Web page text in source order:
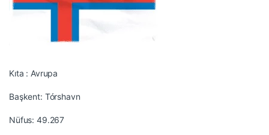
Kıta : Avrupa
Başkent: Tórshavn
Nüfus: 49.267